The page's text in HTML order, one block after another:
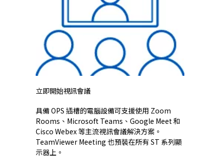
立即開始視訊會議
具備 OPS 插槽的電腦設備可支援使用 Zoom
Rooms、Microsoft Teams、Google Meet 和
Cisco Webex 等主流視訊會議解決方案。
TeamViewer Meeting 也預裝在所有 ST 系列顯
示器上。